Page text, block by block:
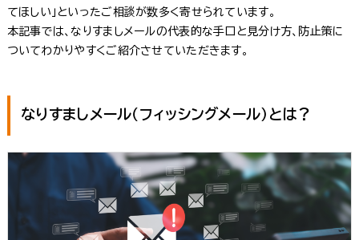
てほしい」といったご相談が数多く寄せられています。
本記事では、なりすましメールの代表的な手口と見分け方、防止策に
ついてわかりやすくご紹介させていただきます。
なりすましメール（フィッシングメール）とは？